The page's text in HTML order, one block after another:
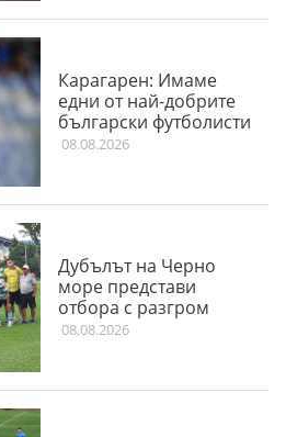
Карагарен: Имаме
едни от най-добрите
български футболисти
08.08.2026
Дубълът на Черно
море представи
отбора с разгром
08.08.2026